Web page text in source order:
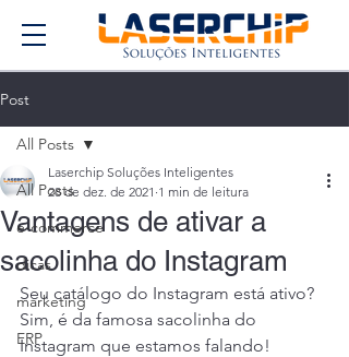
Post
All Posts
e-commerce
dicas
marketing
ERP
All Posts
Vantagens de ativar a
sacolinha do Instagram
Laserchip Soluções Inteligentes
28 de dez. de 2021 1 min de leitura
Seu catálogo do Instagram está ativo?
Sim, é da famosa sacolinha do
Instagram que estamos falando!